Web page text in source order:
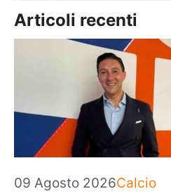
Articoli recenti
09 Agosto 2026Categorie
Calcio